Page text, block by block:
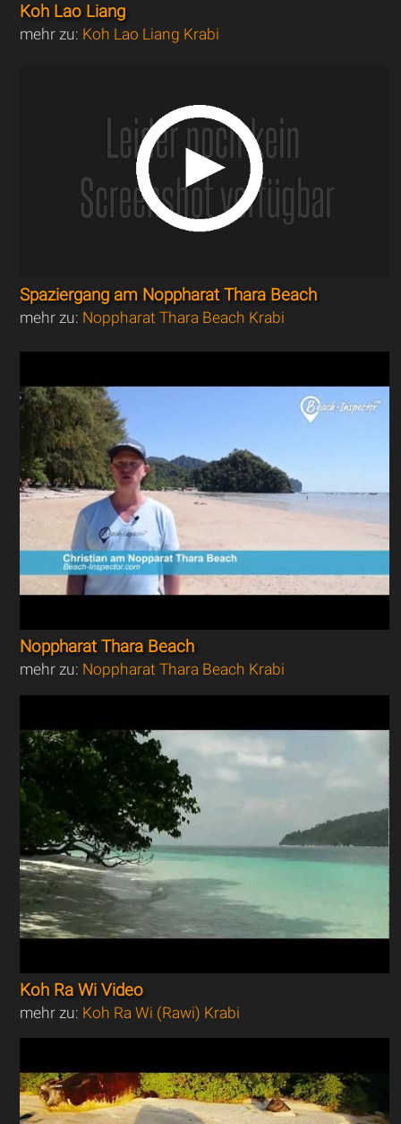
Koh Lao Liang
mehr zu: Koh Lao Liang Krabi
Spaziergang am Noppharat Thara Beach
mehr zu: Noppharat Thara Beach Krabi
Noppharat Thara Beach
mehr zu: Noppharat Thara Beach Krabi
Koh Ra Wi Video
mehr zu: Koh Ra Wi (Rawi) Krabi